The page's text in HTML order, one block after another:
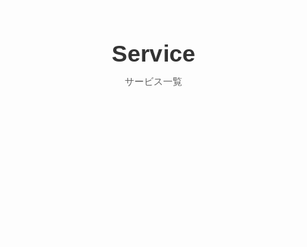
Service
サービス一覧